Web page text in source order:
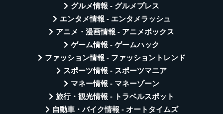
グルメ情報 - グルメプレス
エンタメ情報 - エンタメラッシュ
アニメ・漫画情報 - アニメボックス
ゲーム情報 - ゲームハック
ファッション情報 - ファッショントレンド
スポーツ情報 - スポーツマニア
マネー情報 - マネーゾーン
旅行・観光情報 - トラベルスポット
自動車・バイク情報 - オートタイムズ